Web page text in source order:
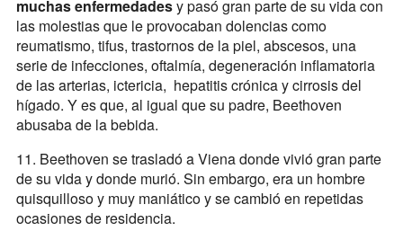
muchas enfermedadesy pasó gran parte de su vida con
las molestias que le provocaban dolencias como
reumatismo, tifus, trastornos de la piel, abscesos, una
serie de infecciones, oftalmía, degeneración inflamatoria
de las arterias, ictericia, hepatitis crónica y cirrosis del
hígado. Y es que, al igual que su padre, Beethoven
abusaba de la bebida.
11. Beethoven se trasladó a Viena donde vivió gran parte
de su vida y donde murió. Sin embargo, era un hombre
quisquilloso y muy maniático y se cambió en repetidas
ocasiones de residencia.